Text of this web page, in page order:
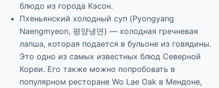
блюдо из города Кэсон.
Пхеньянский холодный суп (Pyongyang
Naengmyeon, 평양냉면) — холодная гречневая
лапша, которая подается в бульоне из говядины.
Это одно из самых известных блюд Северной
Кореи. Его также можно попробовать в
популярном ресторане Wo Lae Oak в Мендоне,